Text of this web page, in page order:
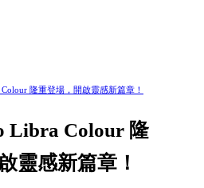
隆重登場，開啟靈感新篇章！
Libra Colour 隆
靈感新篇章！